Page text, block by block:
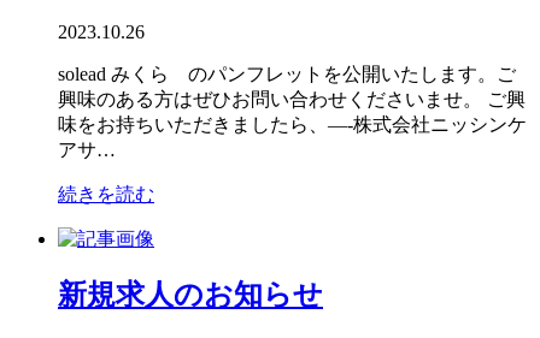
2023.10.26
solead みくら のパンフレットを公開いたします。ご
興味のある方はぜひお問い合わせくださいませ。 ご興
味をお持ちいただきましたら、—-株式会社ニッシンケ
アサ…
続きを読む
新規求人のお知らせ